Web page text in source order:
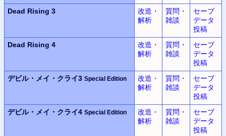
Dead Rising 3
改造・
解析
質問・
雑談
セーブ
データ
投稿
Dead Rising 4
改造・
解析
質問・
雑談
セーブ
データ
投稿
デビル・メイ・クライ3 Special Edition
改造・
解析
質問・
雑談
セーブ
データ
投稿
デビル・メイ・クライ4 Special Edition
改造・
解析
質問・
雑談
セーブ
データ
投稿